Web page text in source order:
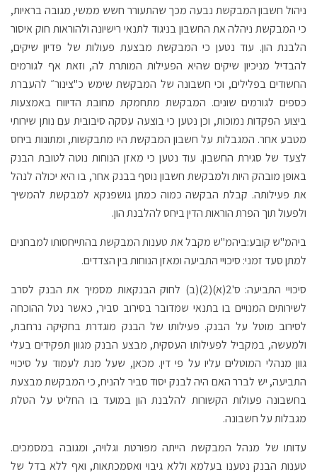
ניהול חשבון המבקשת נבעה מכך שהתעורר חשש ממשי, מגובה בראיות,
כי המבקשת ניהלה את החשבון בניגוד לתנאי רישיונה ולהוראות חוק איסור
הלבנת הון. עוד נטען כי המבקשת מבצעת פעולות של פדיון שיקים,
להבדיל מניכיון שיקים שהיא הפעילות המותרת לה, וזאת אף לגורמים
החשודים בפלילים, וכי חשבונה של המבקשת שימש כ"צינור״ להעברת
כספים לגורמים שונים. המבקשת מתחמקת מחובת הדיווח באמצעות
ביצוע הפקדות נמוכות, וכן נטען כי בוצעה עסקה סיבובית עם נותן שירותי
מטבע אחר. המגבלות על חשבון המבקשת היו מתבקשות, ומתונות ביחס
לצעד של סגירת החשבון. עוד נטען כי מאזן הנוחות נוטה לטובת הבנק
באופן מובהק היות ולמבקשת חשבון נוסף בבנק אחר, בו היא יכולה לנהל
את פעילותה. קבלת הבקשה כמוה כמתן גושפנקא למבקשת להמשיך
ולפעול תוך הפרת הוראות הדין ביחס להלבנת הון.
ביהמ"ש קובע:ביהמ"ש מקבל את טענות המבקשת בהתייחסותו למבחנים
למתן סעד זמני: סיכויי התביעה ומאזן הנוחות בין הצדדים.
סיכויי התביעה: ס'2(א)(2)(ב) לחוק הבנקאות מסמיך את הבנק לסרב
לשירותים המנויים בו בתנאי שמדובר בסירוב סביר, כאשר נטל ההוכחה
לסירוב מוטל על הבנק. פעילותו של הבנק מוגדרת בחקיקה נרחבת,
ולמעשה, במקביל לפעילותו העסקית, מבצע הבנק מגוון תפקידים בעלי
גוון מנהלי המוטלים עליו על פי דין. מכאן, שעל מנת לעמוד על סיכויי
התביעה, יש לברר האם היה לבנק יסוד סביר להניח, כי המבקשת מבצעת
בחשבונה פעולות הקשורות להלבנת הון במועד בו החליט על הטלת
מגבלות על חשבונה.
עדותו של מנהל המבקשת הייתה מפורטת וגלויה, ומגובה במסמכים.
טענות הבנק נטענו בעלמא וללא גיבוי ואסמכתאות, ואף ללא בדל של